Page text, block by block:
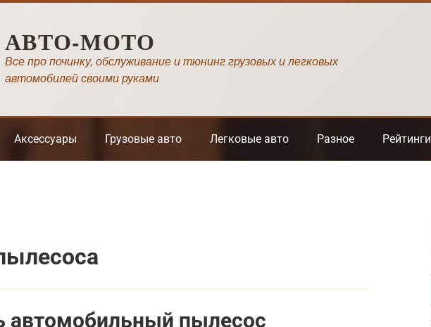
АВТО-МОТО
Все про починку, обслуживание и тюнинг грузовых и легковых
автомобилей своими руками
Аксессуары Грузовые авто Легковые авто Разное Рейтинги
автомобильный пылесос